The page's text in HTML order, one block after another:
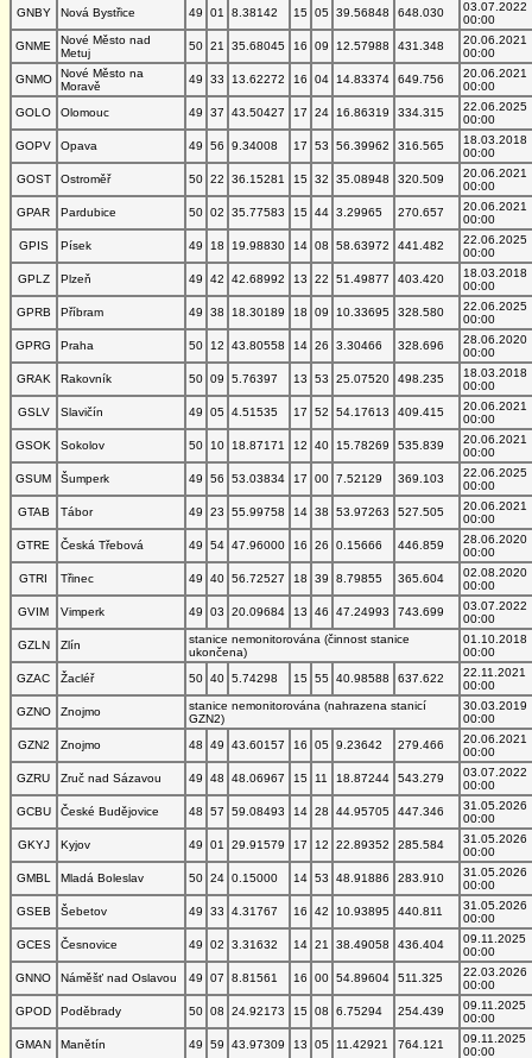
GNBY Nová Bystřice 49 01 8.38142 15 05 39.56848 648.030
03.07.2022
00:00
GNME
Nové Město nad
Metuj
50 21 35.68045 16 09 12.57988 431.348
20.06.2021
00:00
GNMO
Nové Město na
Moravě
49 33 13.62272 16 04 14.83374 649.756
20.06.2021
00:00
GOLO
Olomouc 49 37 43.50427 17 24 16.86319 334.315
22.06.2025
00:00
GOPV
Opava 49 56 9.34008 17 53 56.39962 316.565
18.03.2018
00:00
GOST
Ostroměř 50 22 36.15281 15 32 35.08948 320.509
20.06.2021
00:00
GPAR
Pardubice 50 02 35.77583 15 44 3.29965 270.657
20.06.2021
00:00
GPIS
Písek 49 18 19.98830 14 08 58.63972 441.482
22.06.2025
00:00
GPLZ
Plzeň 49 42 42.68992 13 22 51.49877 403.420
18.03.2018
00:00
GPRB
Příbram 49 38 18.30189 18 09 10.33695 328.580
22.06.2025
00:00
GPRG
Praha 50 12 43.80558 14 26 3.30466 328.696
28.06.2020
00:00
GRAK
Rakovník 50 09 5.76397 13 53 25.07520 498.235
18.03.2018
00:00
GSLV
Slavičín 49 05 4.51535 17 52 54.17613 409.415
20.06.2021
00:00
GSOK
Sokolov 50 10 18.87171 12 40 15.78269 535.839
20.06.2021
00:00
GSUM
Šumperk 49 56 53.03834 17 00 7.52129 369.103
22.06.2025
00:00
GTAB
Tábor 49 23 55.99758 14 38 53.97263 527.505
20.06.2021
00:00
GTRE
Česká Třebová 49 54 47.96000 16 26 0.15666 446.859
28.06.2020
00:00
GTRI
Třinec 49 40 56.72527 18 39 8.79855 365.604
02.08.2020
00:00
GVIM
Vimperk 49 03 20.09684 13 46 47.24993 743.699
03.07.2022
00:00
GZLN
Zlín
stanice nemonitorována (činnost stanice
ukončena)
01.10.2018
00:00
GZAC
Žacléř 50 40 5.74298 15 55 40.98588 637.622
22.11.2021
00:00
GZNO
Znojmo
stanice nemonitorována (nahrazena stanicí
GZN2)
30.03.2019
00:00
GZN2
Znojmo 48 49 43.60157 16 05 9.23642 279.466
20.06.2021
00:00
GZRU
Zruč nad Sázavou 49 48 48.06967 15 11 18.87244 543.279
03.07.2022
00:00
GCBU
České Budějovice 48 57 59.08493 14 28 44.95705 447.346
31.05.2026
00:00
GKYJ
Kyjov 49 01 29.91579 17 12 22.89352 285.584
31.05.2026
00:00
GMBL
Mladá Boleslav 50 24 0.15000 14 53 48.91886 283.910
31.05.2026
00:00
GSEB
Šebetov 49 33 4.31767 16 42 10.93895 440.811
31.05.2026
00:00
GCES
Česnovice 49 02 3.31632 14 21 38.49058 436.404
09.11.2025
00:00
GNNO
Náměšť nad Oslavou 49 07 8.81561 16 00 54.89604 511.325
22.03.2026
00:00
GPOD
Poděbrady 50 08 24.92173 15 08 6.75294 254.439
09.11.2025
00:00
GMAN
Manětín 49 59 43.97309 13 05 11.42921 764.121
09.11.2025
00:00